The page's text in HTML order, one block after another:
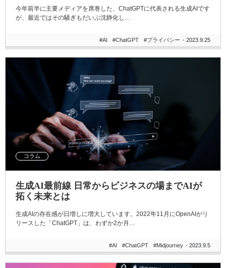
今年前半に主要メディアを席巻した、ChatGPTに代表される生成AIです
が、最近ではその騒ぎもだいぶ沈静化し…
#AI #ChatGPT #プライバシー - 2023.9.25
コラム
生成AI最前線 日常からビジネスの場までAIが
拓く未来とは
生成AIの存在感が日増しに増大しています。2022年11月にOpenAIがリ
リースした「ChatGPT」は、わずか2か月…
#AI #ChatGPT #Midjourney - 2023.9.5